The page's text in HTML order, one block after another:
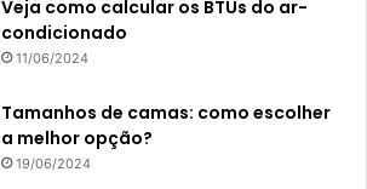
Veja como calcular os BTUs do ar-
condicionado
11/06/2024
Tamanhos de camas: como escolher
a melhor opção?
19/06/2024